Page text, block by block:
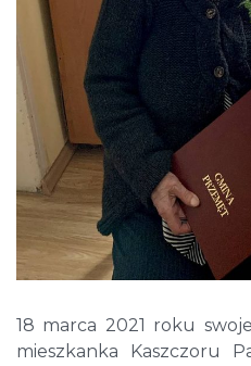
18 marca 2021 roku
mieszkanka Kaszczoru